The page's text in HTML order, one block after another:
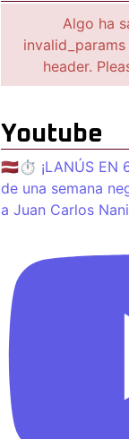
Algo ha
header.
Youtube
🇱🇻⏱️ ¡LANÚS EN
de una semana
a Juan Carlos